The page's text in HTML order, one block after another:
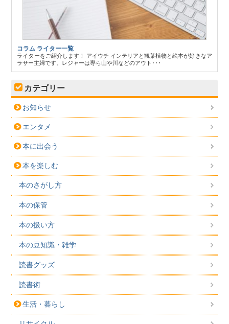
コラム ライター一覧
ライターをご紹介します！ アイウチ インテリアと観葉植物と絵本が好きなア
ラサー主婦です。レジャーは専ら山や川などのアウト･･･
カテゴリー
お知らせ
エンタメ
本に出会う
本を楽しむ
本のさがし方
本の保管
本の扱い方
本の豆知識・雑学
読書グッズ
読書術
生活・暮らし